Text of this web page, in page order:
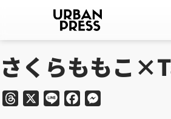
さくらももこ
Threads Line Facebook